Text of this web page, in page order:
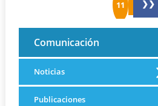
❯❯
Comunicación
Noticias
Publicaciones